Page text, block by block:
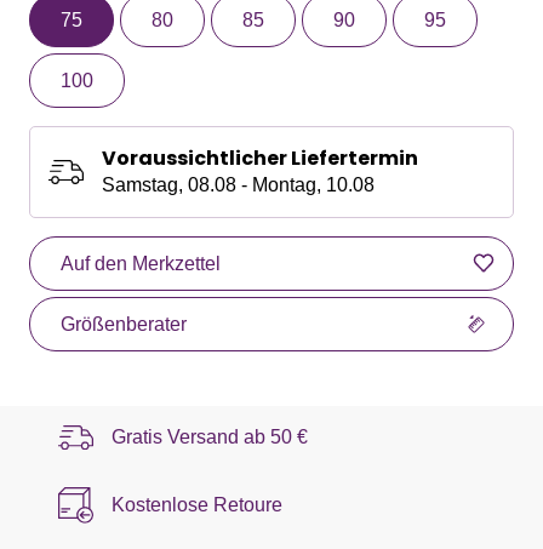
75 80 85 90 95
100
Voraussichtlicher Liefertermin
Samstag, 08.08 - Montag, 10.08
Auf den Merkzettel
Größenberater
Gratis Versand ab 50 €
Kostenlose Retoure